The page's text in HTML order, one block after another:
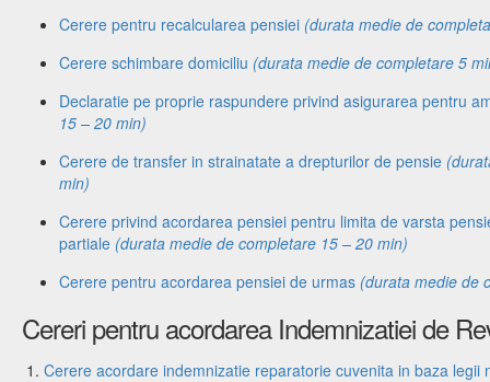
Cerere pentru recalcularea pensiei (durata medie de
Cerere schimbare domiciliu (durata medie de completare 5
Declaratie pe proprie raspundere privind asigurarea pentru
15 – 20 min)
Cerere de transfer in strainatate a drepturilor de pensie
min)
Cerere privind acordarea pensiei pentru limita de varsta
partiale (durata medie de completare 15 – 20 min)
Cerere pentru acordarea pensiei de urmas (durata medie de
Cereri pentru acordarea Indemnizatiei de
Cerere acordare indemnizatie reparatorie cuvenita in baza